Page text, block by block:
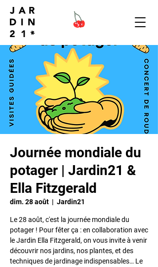
Journée mondiale du
potager | Jardin21 &
Ella Fitzgerald
dim. 28 août
  |
Jardin21
Le 28 août, c'est la journée mondiale du
potager ! Pour fêter ça : en collaboration avec
le Jardin Ella Fitzgerald, on vous invite à venir
découvrir nos jardins, nos plantes, et des
techniques de jardinage indispensables… Le